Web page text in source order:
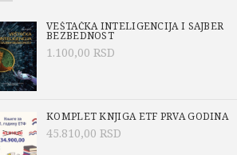
IDE i ESP32
godina doživeo ogroman uspon.
jednom pločom, kao što je Raspberry Pi,
VEŠTAČKA INTELIGENCIJA I SAJBER
BEZBEDNOST
1.100,00 RSD
KOMPLET KNJIGA ETF PRVA GODINA
45.810,00 RSD